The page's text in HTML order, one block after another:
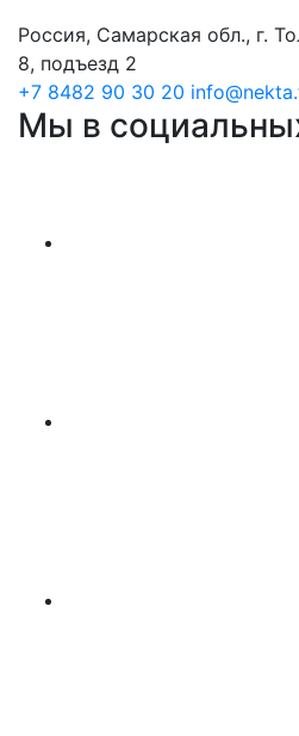
Россия, Самарская обл., г.
8, подъезд 2
+7 8482 90 30 20
Мы в